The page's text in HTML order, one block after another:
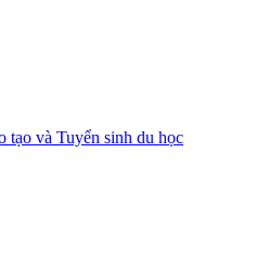
và Tuyển sinh du học